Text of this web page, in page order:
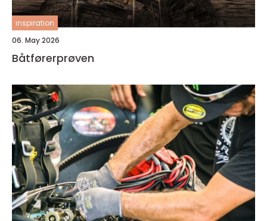
inspiration
06. May 2026
Båtførerprøven